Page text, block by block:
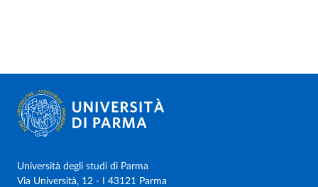
Università degli studi di Parma
Via Università, 12 - I 43121 Parma